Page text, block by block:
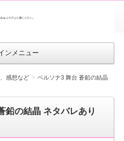
ンメニュー
感想など
ペルソナ3 舞台 蒼鉛の結晶
鉛の結晶 ネタバレあり